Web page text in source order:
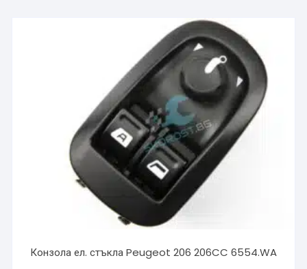
Конзола ел. стъкла Peugeot 206 206CC 6554.WA